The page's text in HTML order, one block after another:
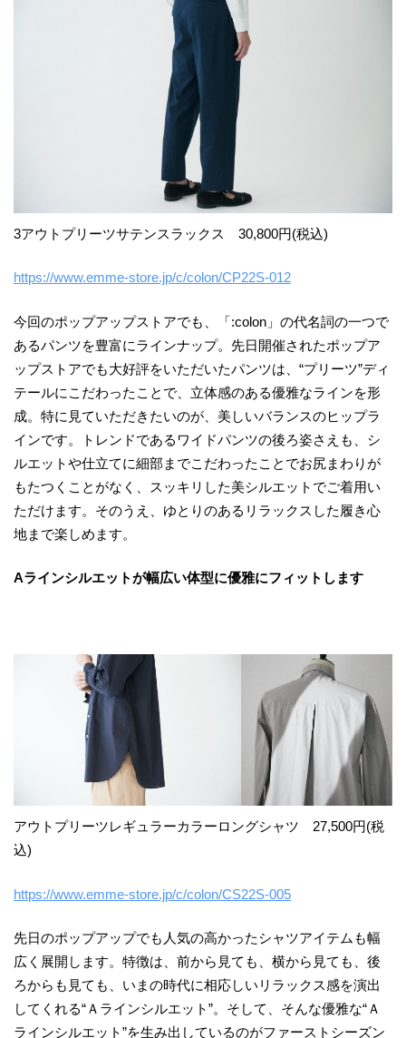
3アウトプリーツサテンスラックス 30,800円(税込)
https://www.emme-store.jp/c/colon/CP22S-012
今回のポップアップストアでも、「:colon」の代名詞の一つで
あるパンツを豊富にラインナップ。先日開催されたポップア
ップストアでも大好評をいただいたパンツは、“プリーツ”ディ
テールにこだわったことで、立体感のある優雅なラインを形
成。特に見ていただきたいのが、美しいバランスのヒップラ
インです。トレンドであるワイドパンツの後ろ姿さえも、シ
ルエットや仕立てに細部までこだわったことでお尻まわりが
もたつくことがなく、スッキリした美シルエットでご着用い
ただけます。そのうえ、ゆとりのあるリラックスした履き心
地まで楽しめます。
Aラインシルエットが幅広い体型に優雅にフィットします
アウトプリーツレギュラーカラーロングシャツ 27,500円(税
込)
https://www.emme-store.jp/c/colon/CS22S-005
先日のポップアップでも人気の高かったシャツアイテムも幅
広く展開します。特徴は、前から見ても、横から見ても、後
ろからも見ても、いまの時代に相応しいリラックス感を演出
してくれる“Ａラインシルエット”。そして、そんな優雅な“Ａ
ラインシルエット”を生み出しているのがファーストシーズン